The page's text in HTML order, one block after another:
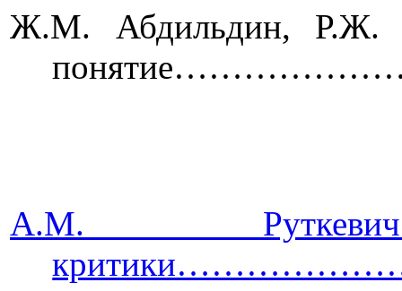
Ж.М. Абдильдин, Р.Ж.
А.М.